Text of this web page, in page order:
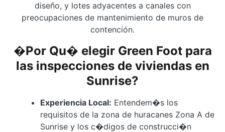
diseño, y lotes adyacentes a canales con
preocupaciones de mantenimiento de muros de
contención.
�Por Qu� elegir Green Foot para
las inspecciones de viviendas en
Sunrise?
Experiencia Local: Entendem�s los
requisitos de la zona de huracanes Zona A de
Sunrise y los c�digos de construcci�n